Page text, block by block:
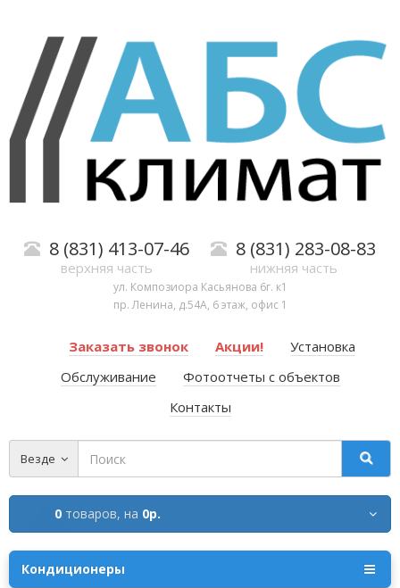
8 (831) 413-07-46
верхняя часть
8 (831) 283-08-83
нижняя часть
ул. Композиора Касьянова 6г. к1
пр. Ленина, д.54А, 6 этаж, офис 1
Заказать звонок Акции!
Установка
Обслуживание
Фотоотчеты с объектов
Контакты
Везде
0 товаров, на 0р.
Кондиционеры